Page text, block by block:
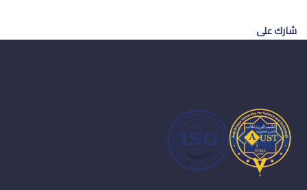
شارك على